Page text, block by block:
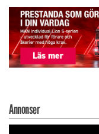
Annonser